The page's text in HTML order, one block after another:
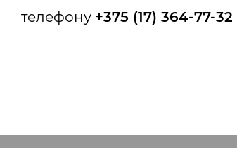
телефону +375 (17) 364-77-32